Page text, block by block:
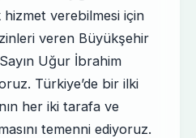
hizmet verebilmesi için
veren Büyükşehir
Uğur İbrahim
Türkiye’de bir ilki
her iki tarafa ve
temenni ediyoruz.